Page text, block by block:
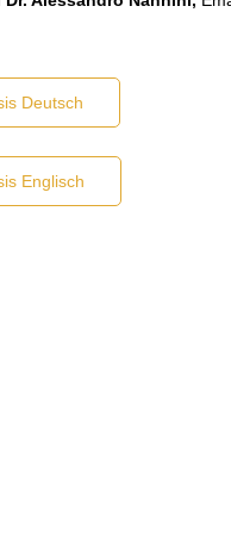
Deutsch
Englisch